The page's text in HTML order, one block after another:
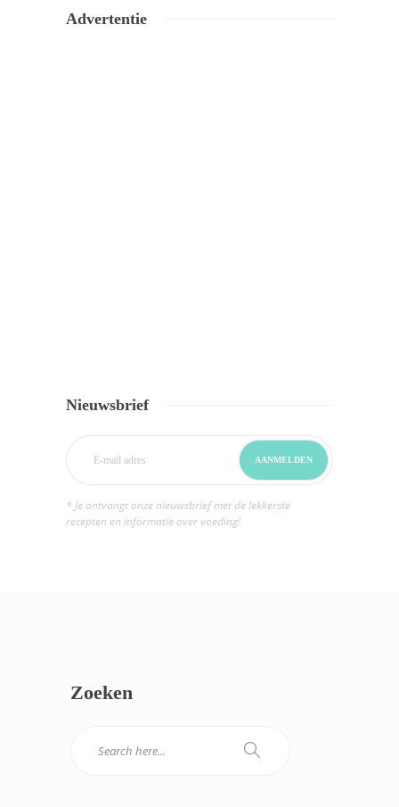
Advertentie
Nieuwsbrief
* Je ontvangt onze nieuwsbrief met de lekkerste
recepten en informatie over voeding!
Zoeken